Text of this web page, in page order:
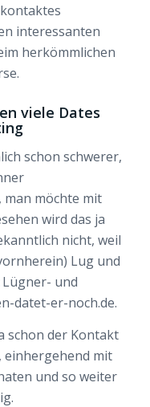
interessanten
herkömmlichen
viele Dates
schon schwerer,
man möchte mit
wird das ja
nicht, weil
Lug und
und
datet-er-noch.de.
schon der Kontakt
einhergehend mit
und so weiter